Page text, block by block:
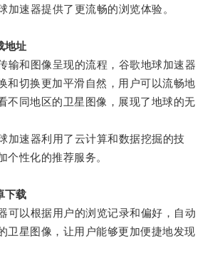
速器提供了更流畅的浏览体验。
地址
和图像呈现的流程，谷歌地球加速器
和切换更加平滑自然，用户可以流畅地
不同地区的卫星图像，展现了地球的无
速器利用了云计算和数据挖掘的技
个性化的推荐服务。
下载
以根据用户的浏览记录和偏好，自动
卫星图像，让用户能够更加便捷地发现